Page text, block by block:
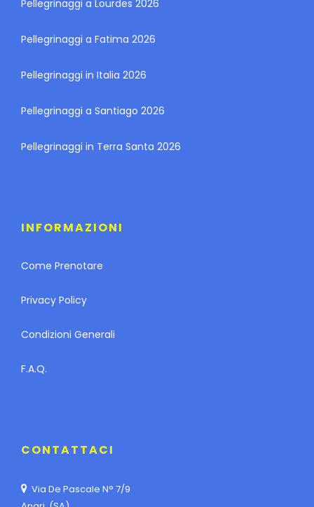
Pellegrinaggi a Lourdes 2026
Pellegrinaggi a Fatima 2026
Pellegrinaggi in Italia 2026
Pellegrinaggi a Santiago 2026
Pellegrinaggi in Terra Santa 2026
INFORMAZIONI
Come Prenotare
Privacy Policy
Condizioni Generali
F.A.Q.
CONTATTACI
Via De Pascale N° 7/9